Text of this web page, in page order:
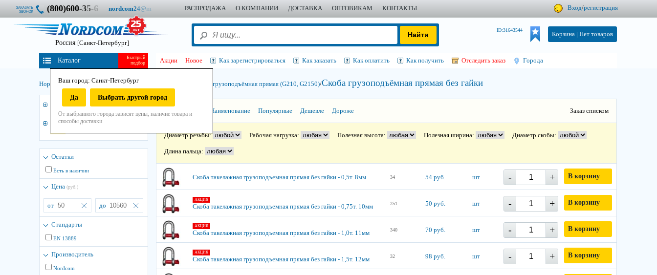
(800)600-35-6 nordcom24@m РАСПРОДАЖА О КОМПАНИИ ДОСТАВКА ОПТОВИКАМ КОНТАКТЫ Вход/регистрация
Россия [Санкт-Петербург]
Ваш город: Санкт-Петербург
Да Выбрать другой город
От выбранного города зависят цены, наличие товара и
способы доставки
Корзина | Нет товаров
ID:31643544
Быстрый
подбор
Каталог Акции Новое Как зарегистрироваться Как заказать Как оплатить Как получить Отследить заказ Города
Нордком/Такелаж/ Грузоподъёмный Скоба грузоподъёмная прямая (G210, G2150)/Скоба грузоподъёмная прямая без гайки
Скоба грузоподъёмная прямая с
гайкой и с шплинтом
Скоба грузоподъёмная прямая без
Остатки
Есть в наличии
Цена (руб.)
от до
Стандарты
EN 13889
Производитель
Nordcom
3
Наименование Популярные Дешевле Дороже Заказ списком
Диаметр резьбы: Рабочая нагрузка: Полезная высота: Полезная ширина: Диаметр скобы:
Длина пальца:
Скоба такелажная грузоподъемная прямая без гайки - 0,5т. 8мм 34 54 руб. шт - + В корзину
АКЦИЯ
Скоба такелажная грузоподъемная прямая без гайки - 0,75т. 10мм 251 50 руб. шт - + В корзину
АКЦИЯ
Скоба такелажная грузоподъемная прямая без гайки - 1,0т. 11мм 340 70 руб. шт - + В корзину
АКЦИЯ
Скоба такелажная грузоподъемная прямая без гайки - 1,5т. 12мм 32 98 руб. шт - + В корзину